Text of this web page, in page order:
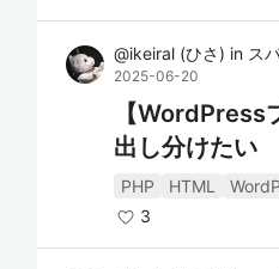
@ikeiral (ひさ) in ス
2025-06-20
【WordPress
出し分けたい
PHP HTML
3